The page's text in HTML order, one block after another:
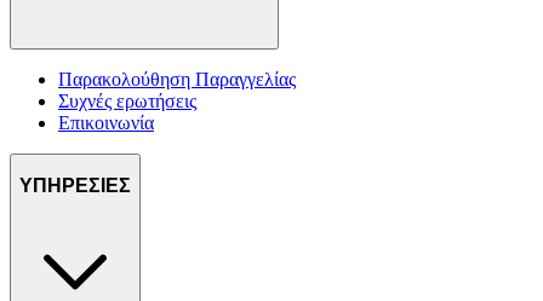
Παρακολούθηση Παραγγελίας
Συχνές ερωτήσεις
Επικοινωνία
ΥΠΗΡΕΣΙΕΣ